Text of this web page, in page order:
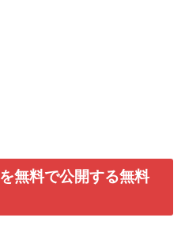
無料で公開する無料